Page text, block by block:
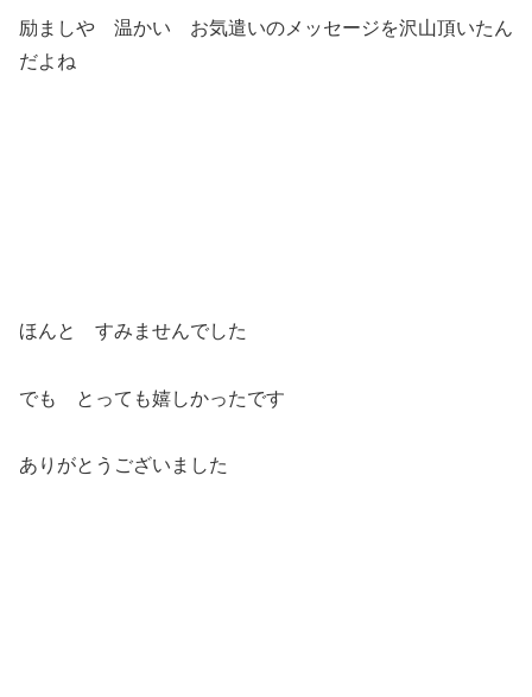
励ましや 温かい お気遣いのメッセージを沢山頂いたん
だよね
ほんと すみませんでした
でも とっても嬉しかったです
ありがとうございました